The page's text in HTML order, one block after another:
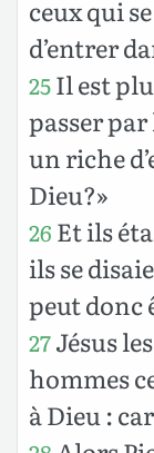
ceux qui
d’entrer
25Il est
passer par
un riche
Dieu?»
26 Et ils
ils se
peut donc
27Jésus
hommes
à Dieu :